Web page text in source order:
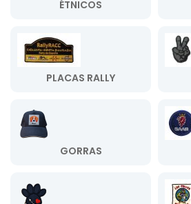
ÉTNICOS
PLACAS RALLY
GORRAS